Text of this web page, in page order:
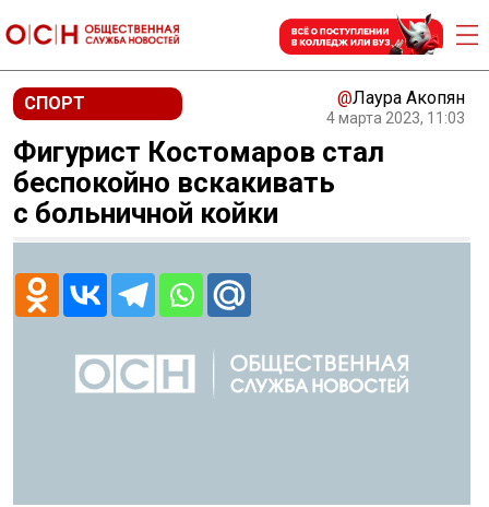
СПОРТ @Лаура Акопян
4 марта 2023, 11:03
Фигурист Костомаров стал
беспокойно вскакивать
с больничной койки